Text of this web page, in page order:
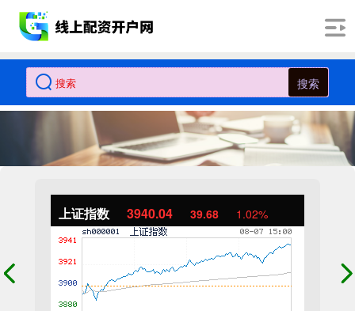
搜索
上证指数 3940.04 39.68 1.02%